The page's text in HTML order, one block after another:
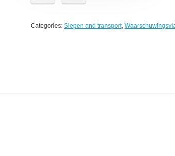
Categories: Slepen and transport,